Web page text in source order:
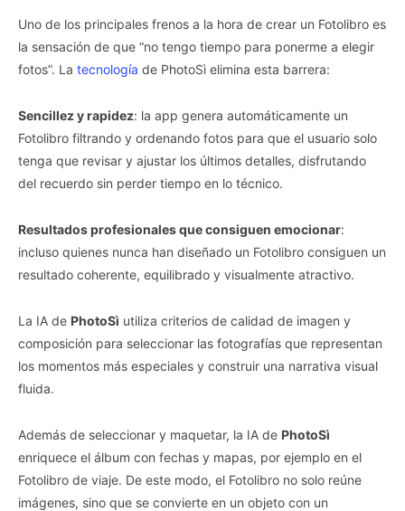
Uno de los principales frenos a la hora de crear un Fotolibro es
la sensación de que “no tengo tiempo para ponerme a elegir
fotos”. La tecnología de PhotoSì elimina esta barrera:
Sencillez y rapidez: la app genera automáticamente un
Fotolibro filtrando y ordenando fotos para que el usuario solo
tenga que revisar y ajustar los últimos detalles, disfrutando
del recuerdo sin perder tiempo en lo técnico.
Resultados profesionales que consiguen emocionar:
incluso quienes nunca han diseñado un Fotolibro consiguen un
resultado coherente, equilibrado y visualmente atractivo.
La IA de PhotoSì utiliza criterios de calidad de imagen y
composición para seleccionar las fotografías que representan
los momentos más especiales y construir una narrativa visual
fluida.
Además de seleccionar y maquetar, la IA de PhotoSì
enriquece el álbum con fechas y mapas, por ejemplo en el
Fotolibro de viaje. De este modo, el Fotolibro no solo reúne
imágenes, sino que se convierte en un objeto con un